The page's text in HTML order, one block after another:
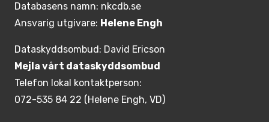
Databasens namn: nkcdb.se
Ansvarig utgivare: Helene Engh
Dataskyddsombud: David Ericson
Mejla vårt dataskyddsombud
Telefon lokal kontaktperson:
072-535 84 22 (Helene Engh, VD)